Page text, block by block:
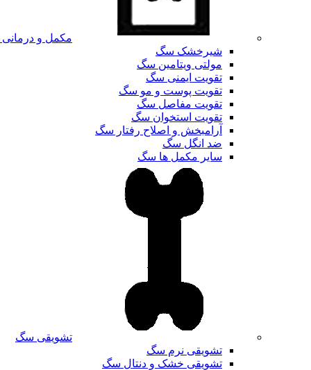
مکمل و
شیرخشک سگ
مولتی ویتامین سگ
تقویت ایمنی سگ
تقویت پوست و مو سگ
تقویت مفاصل سگ
تقویت استخوان سگ
آرامبخش و اصلاح رفتار سگ
ضد انگل سگ
سایر مکمل ها سگ
تشویقی سگ
تشویقی نرم سگ
تشویقی خشک و دنتال سگ